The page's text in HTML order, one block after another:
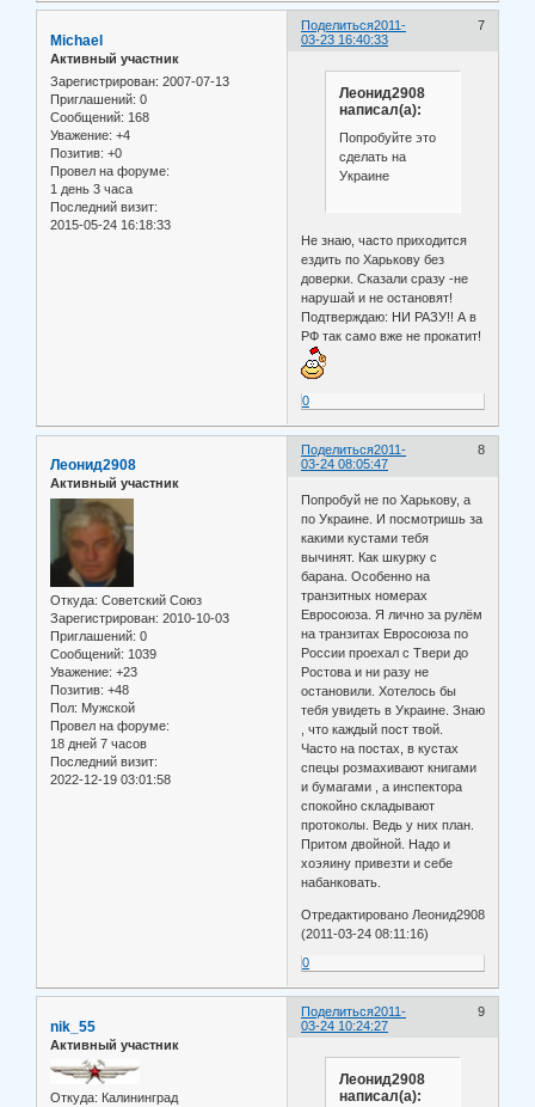
Поделиться 7
2011-
03-23 16:40:33
Michael
Активный участник
Зарегистрирован: 2007-07-13
Приглашений: 0
Сообщений: 168
Уважение: +4
Позитив: +0
Провел на форуме:
1 день 3 часа
Последний визит:
2015-05-24 16:18:33
Леонид2908
написал(а):
Попробуйте это
сделать на
Украине
Не знаю, часто приходится
ездить по Харькову без
доверки. Сказали сразу -не
нарушай и не остановят!
Подтверждаю: НИ РАЗУ!! А в
РФ так само вже не прокатит!
0
Поделиться 8
2011-
03-24 08:05:47
Леонид2908
Активный участник
Откуда: Советский Союз
Зарегистрирован: 2010-10-03
Приглашений: 0
Сообщений: 1039
Уважение: +23
Позитив: +48
Пол: Мужской
Провел на форуме:
18 дней 7 часов
Последний визит:
2022-12-19 03:01:58
Попробуй не по Харькову, а
по Украине. И посмотришь за
какими кустами тебя
вычинят. Как шкурку с
барана. Особенно на
транзитных номерах
Евросоюза. Я лично за рулём
на транзитах Евросоюза по
России проехал с Твери до
Ростова и ни разу не
остановили. Хотелось бы
тебя увидеть в Украине. Знаю
, что каждый пост твой.
Часто на постах, в кустах
спецы розмахивают книгами
и бумагами , а инспектора
спокойно складывают
протоколы. Ведь у них план.
Притом двойной. Надо и
хоэяину привезти и себе
набанковать.
Отредактировано Леонид2908
(2011-03-24 08:11:16)
0
Поделиться 9
2011-
03-24 10:24:27
nik_55
Активный участник
Откуда: Калининград
Леонид2908
написал(а):